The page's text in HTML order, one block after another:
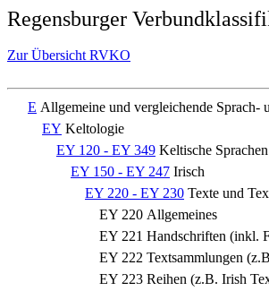
Regensburger
Zur Übersicht RVKO
E Allgemeine und vergleichende Sprach-
EY Keltologie
EY 120 - EY 349 Keltische
EY 150 - EY 247 Irisch
EY 220 - EY 230 Texte und
EY 220 Allgemeines
EY 221 Handschriften (inkl.
EY 222 Textsammlungen
EY 223 Reihen (z.B. Irish